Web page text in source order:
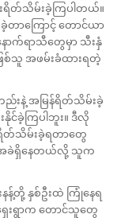
းရိတ်သိမ်းခဲ့ကြပါတယ်။
တာကြောင့် တောင်ယာ
ောက်ရာသီတွေမှာ သီးနှံ
စ်သူ အဖမ်းခံထားရတဲ့
ည်းနဲ့ အမြန်ရိတ်သိမ်းခဲ့
ခဲ့ကြပါဘူး။ ဒီလို
တ်သိမ်းခဲ့ရတာတွေ
အခဲရှိနေတယ်လို့ သူက
န့်တို့ နှစ်ဦးထဲ ကြုံနေရ
းရွာက တောင်သူတွေ